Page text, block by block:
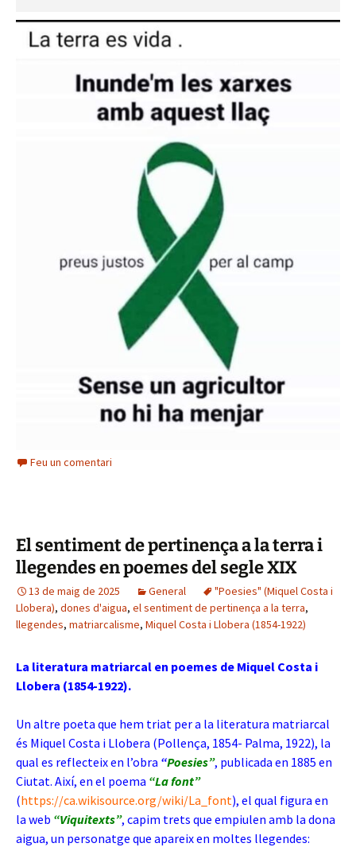
Feu un comentari
El sentiment de pertinença a la terra i
llegendes en poemes del segle XIX
13 de maig de 2025 General
"Poesies" (Miquel Costa i
Llobera), dones d'aigua, el sentiment de pertinença a la terra,
llegendes, matriarcalisme, Miquel Costa i Llobera (1854-1922)
La literatura matriarcal en poemes de Miquel Costa i
Llobera (1854-1922).
Un altre poeta que hem triat per a la literatura matriarcal
és Miquel Costa i Llobera (Pollença, 1854- Palma, 1922), la
qual es reflecteix en l’obra “Poesies”, publicada en 1885 en
Ciutat. Així, en el poema “La font”
(https://ca.wikisource.org/wiki/La_font), el qual figura en
la web “Viquitexts”, capim trets que empiulen amb la dona
aigua, un personatge que apareix en moltes llegendes: